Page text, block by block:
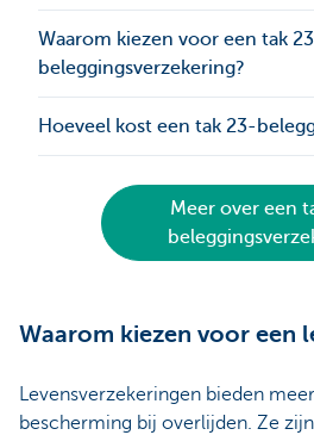
Waarom kiezen voor een tak
beleggingsverzekering?
Hoeveel kost een tak 23-
Meer over een
Waarom kiezen voor een
Levensverzekeringen bieden
bescherming bij overlijden. Ze